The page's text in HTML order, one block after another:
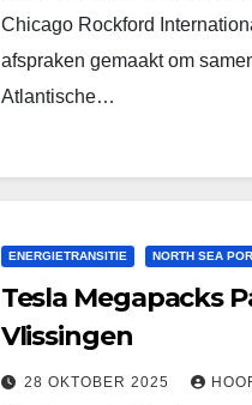
Chicago Rockford
afspraken gemaakt om
Atlantische…
ENERGIETRANSITIE NORTH SEA
Tesla Megapacks
Vlissingen
28 OKTOBER 2025